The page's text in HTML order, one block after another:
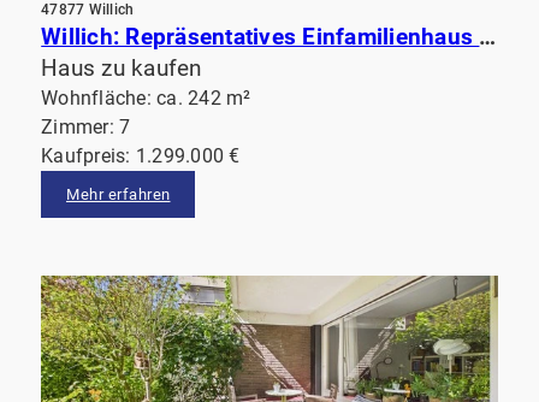
47877 Willich
Willich: Repräsentatives Einfamilienhaus mit hochwertiger Ausstattung, beeindruckendem Garten& Sauna
Haus zu kaufen
Wohnfläche: ca. 242 m²
Zimmer: 7
Kaufpreis: 1.299.000 €
Mehr erfahren